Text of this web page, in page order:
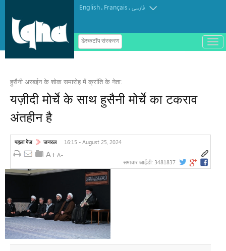
English. Français.فارسی
डेस्कटॉप संस्करण
ب
ا
हुसैनी अरबईन के शोक समारोह में क्रांति के नेता:
यज़ीदी मोर्चे के साथ हुसैनी मोर्चे का टकराव
अंतहीन है
पहला पेज जनरल 16:15 - August 25, 2024
समाचार आईडी: 3481837